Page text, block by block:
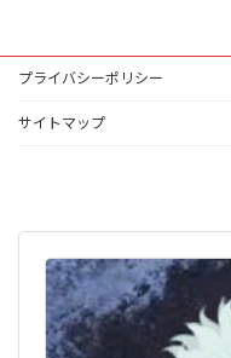
プライバシーポリシー
サイトマップ